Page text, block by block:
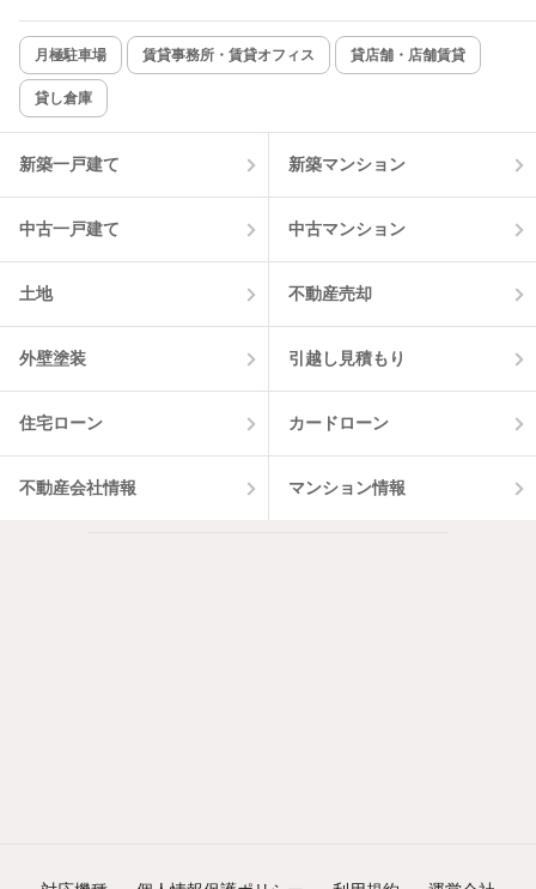
新着のみ インターネット無料
該当件数:
1件
月極駐車場 賃貸事務所・賃貸オフィス 貸店舗・店舗賃貸
貸し倉庫
新築一戸建て 新築マンション
中古一戸建て 中古マンション
土地 不動産売却
外壁塗装 引越し見積もり
住宅ローン カードローン
不動産会社情報 マンション情報